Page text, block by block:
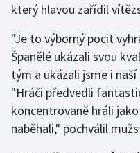
Moderní pětiboj
Motorsport
Olympijské hry
Parasport
který hlavou zařídil
"Je to výborný pocit
Španělé ukázali svou
tým a ukázali jsme i
"Hráči předvedli
koncentrovaně hráli
naběhali," pochválil